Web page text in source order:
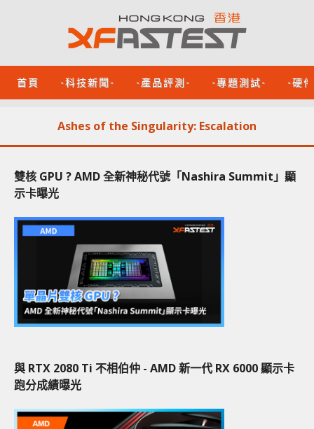
首頁 -科技新聞- -產品評測- -專題測試- -硬
Ashes of the Singularity: Escalation
雙核 GPU ? AMD 全新神秘代號「Nashira Summit」顯
示卡曝光
與 RTX 2080 Ti 不相伯仲 - AMD 新一代 RX 6000 顯示卡
跑分成績曝光